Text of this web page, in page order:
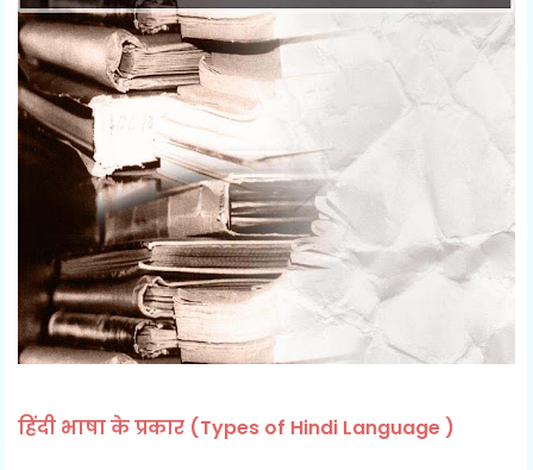
हिंदी भाषा के प्रकार (Types of Hindi Language )